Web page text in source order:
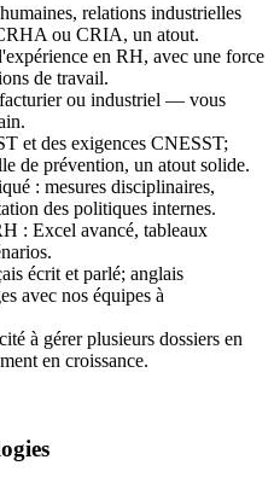
relations industrielles
ou CRIA, un atout.
en RH, avec une force
de travail.
ou industriel — vous
et des exigences CNESST;
de prévention, un atout solide.
: mesures disciplinaires,
des politiques internes.
: Excel avancé, tableaux
écrit et parlé; anglais
avec nos équipes à
à gérer plusieurs dossiers en
en croissance.